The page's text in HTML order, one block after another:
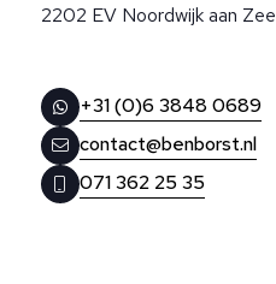
2202 EV Noordwijk aan Zee
+31 (0)6 3848 0689
contact@benborst.nl
071 362 25 35